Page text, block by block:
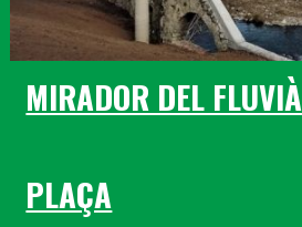
MIRADOR DEL FLUVIÀ
PLAÇA